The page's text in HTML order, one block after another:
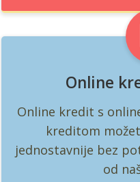
Online
Online kredit s
kreditom
jednostavnije bez
od